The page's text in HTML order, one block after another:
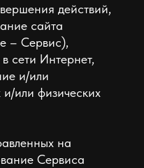
действий,
сайта
– Сервис),
сети Интернет,
и/или
и/или физических
на
Сервиса